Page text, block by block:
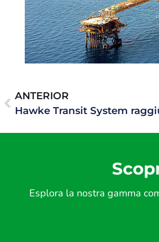
ANTERIOR
Esplora la nostra gamma